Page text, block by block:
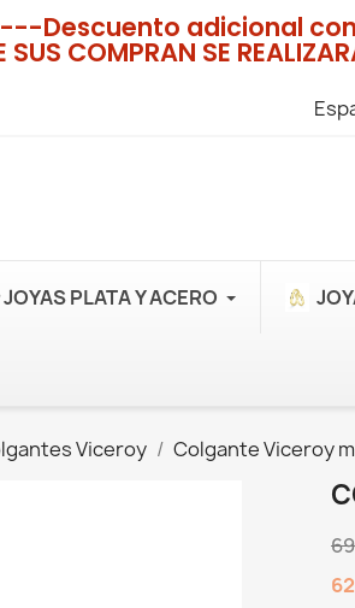
adicional
COMPRAN SE
JOYAS PLATA Y ACERO
Viceroy Colgante Viceroy